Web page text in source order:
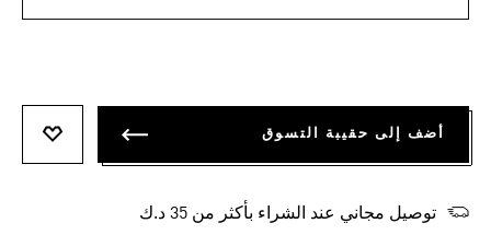
أضف إلى حقيبة التسوق
توصيل مجاني عند الشراء بأكثر من 35 د.ك